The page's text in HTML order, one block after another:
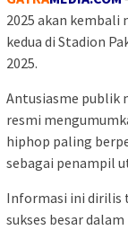
2025 akan kembali
kedua di Stadion
2025.
Antusiasme publik
resmi
hiphop paling
sebagai penampil
Informasi ini dirilis
sukses besar